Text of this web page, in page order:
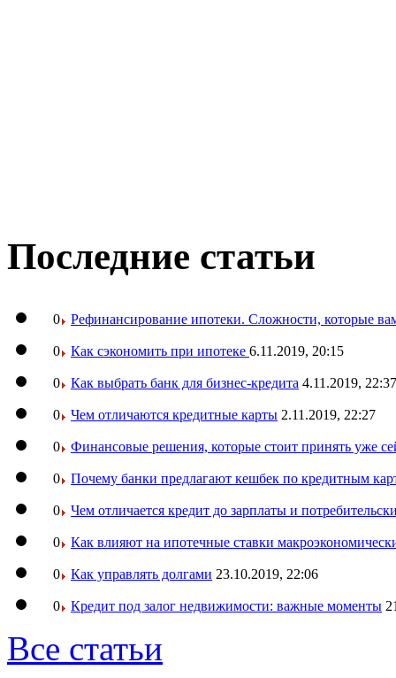
Последние статьи
0 Рефинансирование ипотеки. Сложности, которые
0 Как сэкономить при ипотеке 6.11.2019, 20:15
0 Как выбрать банк для бизнес-кредита 4.11.2019, 22:37
0 Чем отличаются кредитные карты 2.11.2019, 22:27
0 Финансовые решения, которые стоит принять уже
0 Почему банки предлагают кешбек по кредитным
0 Чем отличается кредит до зарплаты и
0 Как влияют на ипотечные ставки
0 Как управлять долгами 23.10.2019, 22:06
0 Кредит под залог недвижимости: важные моменты
Все статьи